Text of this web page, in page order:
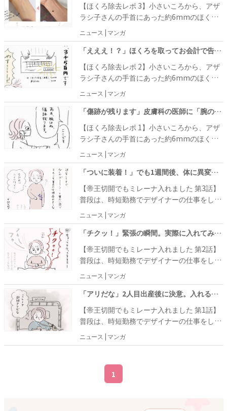
【ほくろ除去レポ 3】小さいころから、アザ
ラシ子さんの手首にあった約6mmのほく
ろ。「ゴミついてるよ」「虫かと思った！」
と悪気はないものの、人から指摘されるたび
に気になるように。そこで、美容皮膚科でほ
くろ除去の施術を受けることにしました。施
術後の状態は……！？
ニュース | マンガ
「えええ！？」ほくろを取ってお会計で告げられた金額→予想と違って…？ #ほくろ除去レポ 2
【ほくろ除去レポ 2】小さいころから、アザ
ラシ子さんの手首にあった約6mmのほく
ろ。「ゴミついてるよ」「虫かと思った！」
と悪気はないものの、人から指摘されるたび
に気になるように。そこで、美容皮膚科でほ
くろ除去の施術を受けることになっ
て……！？
ニュース | マンガ
「傷跡が残ります」皮膚科の医師に「腕のあるもの」を見せた結果、告げられたのは…！？ #ほくろ除去レポ 1
【ほくろ除去レポ 1】小さいころから、アザ
ラシ子さんの手首にあった約6mmのほく
ろ。「ゴミついてるよ」「虫かと思った！」
と悪気はないものの、人から指摘されるたび
に気になるように。そこで、美容医療でほく
ろを取る決意をして！？
ニュース | マンガ
「ついに装着！」でも1週間後、体に異変が… ！？ ＃帝王切開でもミレーナ入れました 3
【帝王切開でもミレーナ入れました 第3話】
普段は、時短勤務でデザイナーの仕事をしな
がら2人の男の子の育児をしているアザラシ
子さん。今回ご紹介するのは、帝王切開後に
ミレーナを入れたアザラシ子さん自身の体験
談をマンガ化したものです。
ニュース | マンガ
「チクッ！」緊張の瞬間。実際に入れてみると痛みが… ＃帝王切開でもミレーナ入れました 2
【帝王切開でもミレーナ入れました 第2話】
普段は、時短勤務でデザイナーの仕事をしな
がら2人の男の子の育児をしているアザラシ
子さん。今回ご紹介するのは、帝王切開後に
ミレーナを入れたアザラシ子さん自身の体験
談をマンガ化したものです。
ニュース | マンガ
「アリだな」2人目出産後に決意。入れることにした理由は…！？ ＃帝王切開でもミレーナ入れました 1
【帝王切開でもミレーナ入れました 第1話】
普段は、時短勤務でデザイナーの仕事をしな
がら2人の男の子の育児をしているアザラシ
子さん。今回ご紹介するのは、帝王切開後に
談をマンガ化したものです。
ニュース | マンガ
1